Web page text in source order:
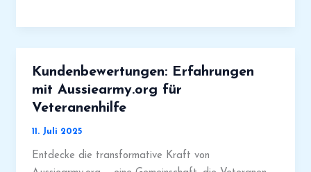
Haartipps
für
Veteranen
für
Veteranen
Kundenbewertungen: Erfahrungen
mit Aussiearmy.org für
Veteranenhilfe
11. Juli 2025
Entdecke die transformative Kraft von